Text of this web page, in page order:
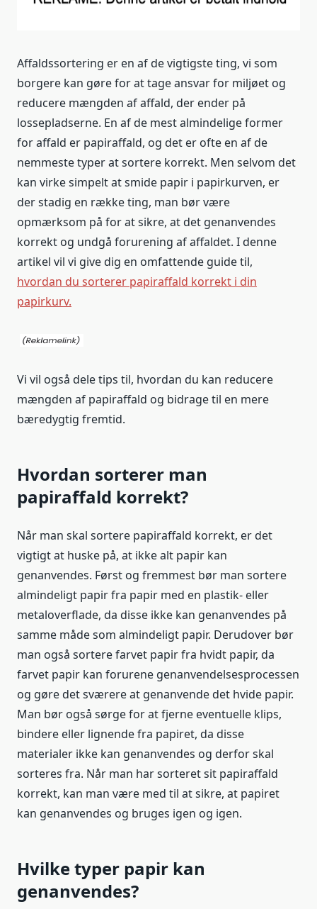
Affaldssortering er en af de vigtigste ting, vi som
borgere kan gøre for at tage ansvar for miljøet og
reducere mængden af affald, der ender på
lossepladserne. En af de mest almindelige former
for affald er papiraffald, og det er ofte en af de
nemmeste typer at sortere korrekt. Men selvom det
kan virke simpelt at smide papir i papirkurven, er
der stadig en række ting, man bør være
opmærksom på for at sikre, at det genanvendes
korrekt og undgå forurening af affaldet. I denne
artikel vil vi give dig en omfattende guide til,
hvordan du sorterer papiraffald korrekt i din
papirkurv.
Vi vil også dele tips til, hvordan du kan reducere
mængden af papiraffald og bidrage til en mere
bæredygtig fremtid.
Hvordan sorterer man
papiraffald korrekt?
Når man skal sortere papiraffald korrekt, er det
vigtigt at huske på, at ikke alt papir kan
genanvendes. Først og fremmest bør man sortere
almindeligt papir fra papir med en plastik- eller
metaloverflade, da disse ikke kan genanvendes på
samme måde som almindeligt papir. Derudover bør
man også sortere farvet papir fra hvidt papir, da
farvet papir kan forurene genanvendelsesprocessen
og gøre det sværere at genanvende det hvide papir.
Man bør også sørge for at fjerne eventuelle klips,
bindere eller lignende fra papiret, da disse
materialer ikke kan genanvendes og derfor skal
sorteres fra. Når man har sorteret sit papiraffald
korrekt, kan man være med til at sikre, at papiret
kan genanvendes og bruges igen og igen.
Hvilke typer papir kan
genanvendes?